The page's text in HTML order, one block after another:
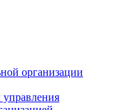
организации